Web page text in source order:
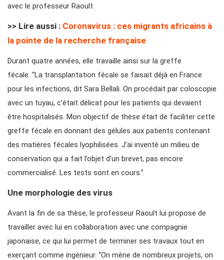
avec le professeur Raoult.
>> Lire aussi : Coronavirus : ces migrants africains à
la pointe de la recherche française
Durant quatre années, elle travaille ainsi sur la greffe
fécale. “La transplantation fécale se faisait déjà en France
pour les infections, dit Sara Bellali. On procédait par coloscopie
avec un tuyau, c’était délicat pour les patients qui devaient
être hospitalisés. Mon objectif de thèse était de faciliter cette
greffe fécale en donnant des gélules aux patients contenant
des matières fécales lyophilisées. J’ai inventé un milieu de
conservation qui a fait l’objet d’un brevet, pas encore
commercialisé. Les tests sont en cours.”
Une morphologie des virus
Avant la fin de sa thèse, le professeur Raoult lui propose de
travailler avec lui en collaboration avec une compagnie
japonaise, ce qui lui permet de terminer ses travaux tout en
exerçant comme ingénieur. “On mène de nombreux projets, on